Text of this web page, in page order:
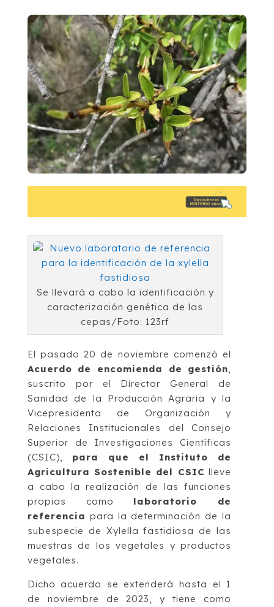
Se llevará a cabo la identificación y
caracterización genética de las
cepas/Foto: 123rf
El pasado 20 de noviembre comenzó el
Acuerdo de encomienda de gestión,
suscrito por el Director General de
Sanidad de la Producción Agraria y la
Vicepresidenta de Organización y
Relaciones Institucionales del Consejo
Superior de Investigaciones Científicas
(CSIC), para que el Instituto de
Agricultura Sostenible del CSIC lleve
a cabo la realización de las funciones
propias como laboratorio de
referencia para la determinación de la
subespecie de Xylella fastidiosa de las
muestras de los vegetales y productos
vegetales.
Dicho acuerdo se extenderá hasta el 1
de noviembre de 2023, y tiene como